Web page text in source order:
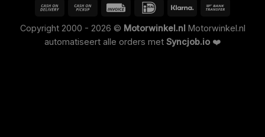
Copyright 2000 - 2026 © Motorwinkel.nl Motorwinkel.nl
automatiseert alle orders met Syncjob.io ❤️